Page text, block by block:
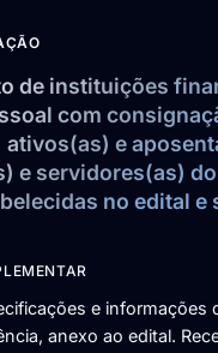
de instituições
com
e
e servidores(as)
no edital e
e
anexo ao edital.